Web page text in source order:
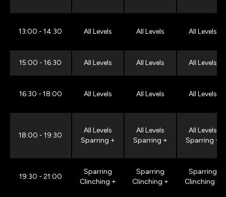
13:00 - 14:30 All Levels All Levels All Levels
15:00 - 16:30 All Levels All Levels All Levels
16:30 - 18:00 All Levels All Levels All Levels
18:00 - 19:30
All Levels
Sparring +
All Levels
Sparring +
All Levels
Sparring +
19:30 - 21:00
Sparring
Clinching +
Sparring
Clinching +
Sparring
Clinching +